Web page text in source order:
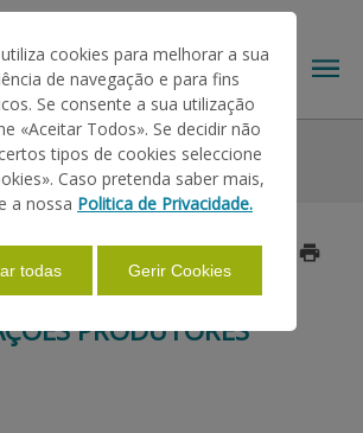
ver o menu
Other Helps
Insurance
Organizações Produtores
-
PRODUTORES
Updated on 2025/02/18
cookies para melhorar a sua
de navegação e para fins
Se consente a sua utilização
«Aceitar Todos». Se decidir não
tipos de cookies seleccione
Caso pretenda saber mais,
a nossa Politica de Privacidade.
todas Gerir Cookies